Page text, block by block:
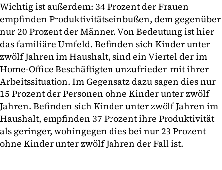
Wichtig ist außerdem: 34 Prozent der Frauen
empfinden Produktivitätseinbußen, dem gegenüber
nur 20 Prozent der Männer. Von Bedeutung ist hier
das familiäre Umfeld. Befinden sich Kinder unter
zwölf Jahren im Haushalt, sind ein Viertel der im
Home-Office Beschäftigten unzufrieden mit ihrer
Arbeitssituation. Im Gegensatz dazu sagen dies nur
15 Prozent der Personen ohne Kinder unter zwölf
Jahren. Befinden sich Kinder unter zwölf Jahren im
Haushalt, empfinden 37 Prozent ihre Produktivität
als geringer, wohingegen dies bei nur 23 Prozent
ohne Kinder unter zwölf Jahren der Fall ist.